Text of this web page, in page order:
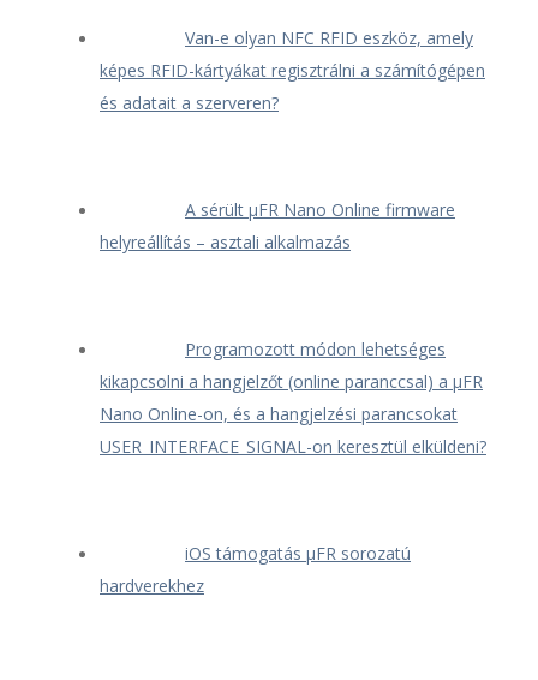
Van-e olyan NFC RFID eszköz, amely
képes RFID-kártyákat regisztrálni a számítógépen
és adatait a szerveren?
A sérült μFR Nano Online firmware
helyreállítás – asztali alkalmazás
Programozott módon lehetséges
kikapcsolni a hangjelzőt (online paranccsal) a μFR
Nano Online-on, és a hangjelzési parancsokat
USER_INTERFACE_SIGNAL-on keresztül elküldeni?
iOS támogatás μFR sorozatú
hardverekhez